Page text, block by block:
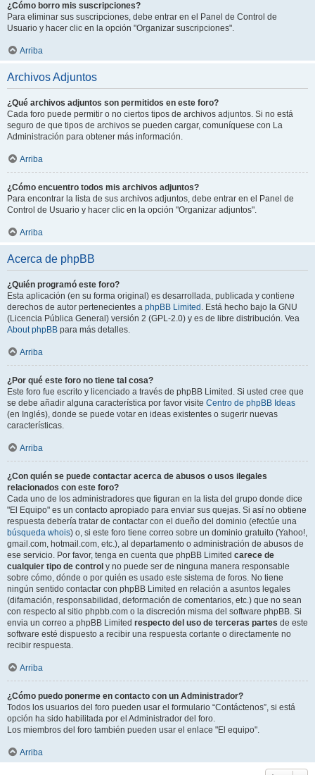
¿Cómo borro mis suscripciones?
Para eliminar sus suscripciones, debe entrar en el Panel de Control de
Usuario y hacer clic en la opción "Organizar suscripciones".
Arriba
Archivos Adjuntos
¿Qué archivos adjuntos son permitidos en este foro?
Cada foro puede permitir o no ciertos tipos de archivos adjuntos. Si no está
seguro de que tipos de archivos se pueden cargar, comuníquese con La
Administración para obtener más información.
Arriba
¿Cómo encuentro todos mis archivos adjuntos?
Para encontrar la lista de sus archivos adjuntos, debe entrar en el Panel de
Control de Usuario y hacer clic en la opción "Organizar adjuntos".
Arriba
Acerca de phpBB
¿Quién programó este foro?
Esta aplicación (en su forma original) es desarrollada, publicada y contiene
derechos de autor pertenecientes a phpBB Limited . Está hecho bajo la GNU
(Licencia Pública General) versión 2 (GPL-2.0) y es de libre distribución. Vea
About phpBB para más detalles.
Arriba
¿Por qué este foro no tiene tal cosa?
Este foro fue escrito y licenciado a través de phpBB Limited. Si usted cree que
se debe añadir alguna característica por favor visite Centro de phpBB Ideas
(en Inglés), donde se puede votar en ideas existentes o sugerir nuevas
características.
Arriba
¿Con quién se puede contactar acerca de abusos o usos ilegales
relacionados con este foro?
Cada uno de los administradores que figuran en la lista del grupo donde dice
"El Equipo" es un contacto apropiado para enviar sus quejas. Si así no obtiene
respuesta debería tratar de contactar con el dueño del dominio (efectúe una
búsqueda whois) o, si este foro tiene correo sobre un dominio gratuito (Yahoo!,
gmail.com, hotmail.com, etc.), al departamento o administración de abusos de
ese servicio. Por favor, tenga en cuenta que phpBB Limited carece de
cualquier tipo de control y no puede ser de ninguna manera responsable
sobre cómo, dónde o por quién es usado este sistema de foros. No tiene
ningún sentido contactar con phpBB Limited en relación a asuntos legales
(difamación, responsabilidad, deformación de comentarios, etc.) que no sean
con respecto al sitio phpbb.com o la discreción misma del software phpBB. Si
envia un correo a phpBB Limited respecto del uso de terceras partes de este
software esté dispuesto a recibir una respuesta cortante o directamente no
recibir respuesta.
Arriba
¿Cómo puedo ponerme en contacto con un Administrador?
Todos los usuarios del foro pueden usar el formulario “Contáctenos”, si está
opción ha sido habilitada por el Administrador del foro.
Los miembros del foro también pueden usar el enlace "El equipo".
Arriba